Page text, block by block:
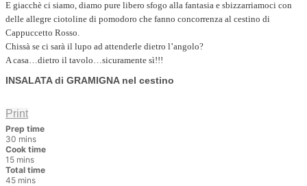
E giacchè ci siamo, diamo pure libero sfogo alla fantasia e sbizzarriamoci con
delle allegre ciotoline di pomodoro che fanno concorrenza al cestino di
Cappuccetto Rosso.
Chissà se ci sarà il lupo ad attenderle dietro l’angolo?
A casa…dietro il tavolo…sicuramente sì!!!
INSALATA di GRAMIGNA nel cestino
Print
Prep time
30 mins
Cook time
15 mins
Total time
45 mins